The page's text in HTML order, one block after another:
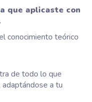
que aplicaste con
conocimiento teórico
de todo lo que
a tu